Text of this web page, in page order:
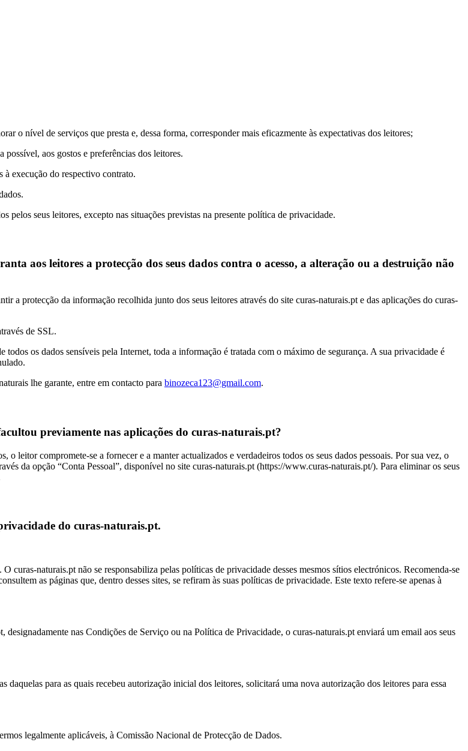
o nível de serviços que presta e, dessa forma, corresponder mais eficazmente às expectativas dos leitores;
aos gostos e preferências dos leitores.
execução do respectivo contrato.
seus leitores, excepto nas situações previstas na presente política de privacidade.
aos leitores a protecção dos seus dados contra o acesso, a alteração ou a destruição não
a protecção da informação recolhida junto dos seus leitores através do site curas-naturais.pt e das aplicações do curas-
de SSL.
os dados sensíveis pela Internet, toda a informação é tratada com o máximo de segurança. A sua privacidade é
lhe garante, entre em contacto para binozeca123@gmail.com.
previamente nas aplicações do curas-naturais.pt?
leitor compromete-se a fornecer e a manter actualizados e verdadeiros todos os seus dados pessoais. Por sua vez, o
da opção “Conta Pessoal”, disponível no site curas-naturais.pt (https://www.curas-naturais.pt/). Para eliminar os seus
do curas-naturais.pt.
curas-naturais.pt não se responsabiliza pelas políticas de privacidade desses mesmos sítios electrónicos. Recomenda-se
as páginas que, dentro desses sites, se refiram às suas políticas de privacidade. Este texto refere-se apenas à
nas Condições de Serviço ou na Política de Privacidade, o curas-naturais.pt enviará um email aos seus
para as quais recebeu autorização inicial dos leitores, solicitará uma nova autorização dos leitores para essa
legalmente aplicáveis, à Comissão Nacional de Protecção de Dados.